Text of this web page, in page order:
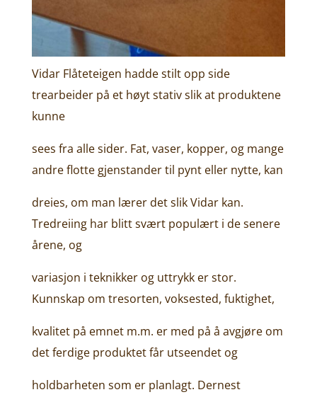
Vidar Flåteteigen hadde stilt opp side
trearbeider på et høyt stativ slik at produktene
kunne
sees fra alle sider. Fat, vaser, kopper, og mange
andre flotte gjenstander til pynt eller nytte, kan
dreies, om man lærer det slik Vidar kan.
Tredreiing har blitt svært populært i de senere
årene, og
variasjon i teknikker og uttrykk er stor.
Kunnskap om tresorten, voksested, fuktighet,
kvalitet på emnet m.m. er med på å avgjøre om
det ferdige produktet får utseendet og
holdbarheten som er planlagt. Dernest